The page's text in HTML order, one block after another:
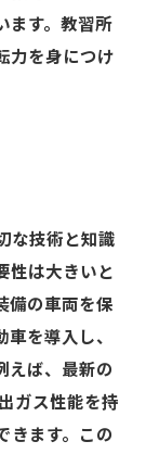
ます。教習所
力を身につけ
な技術と知識
性は大きいと
備の車両を保
を導入し、
えば、最新の
ガス性能を持
きます。この